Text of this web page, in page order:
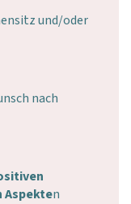
und/oder
nach
n